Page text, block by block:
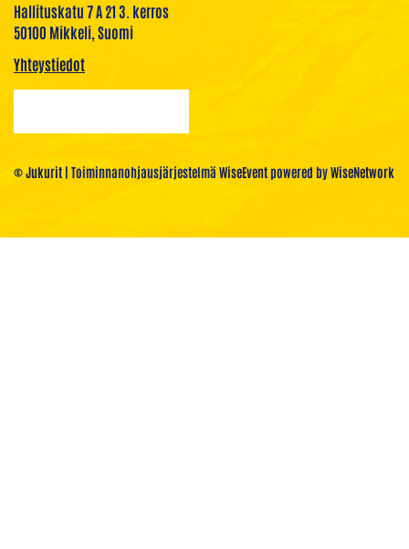
Hallituskatu 7 A 21 3. kerros
50100 Mikkeli, Suomi
Yhteystiedot
© Jukurit | Toiminnanohjausjärjestelmä WiseEventpowered byWiseNetwork